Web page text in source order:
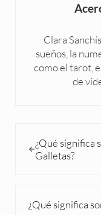
Clara
sueños, la
como el tarot,
de
¿Qué significa
Galletas?
¿Qué significa